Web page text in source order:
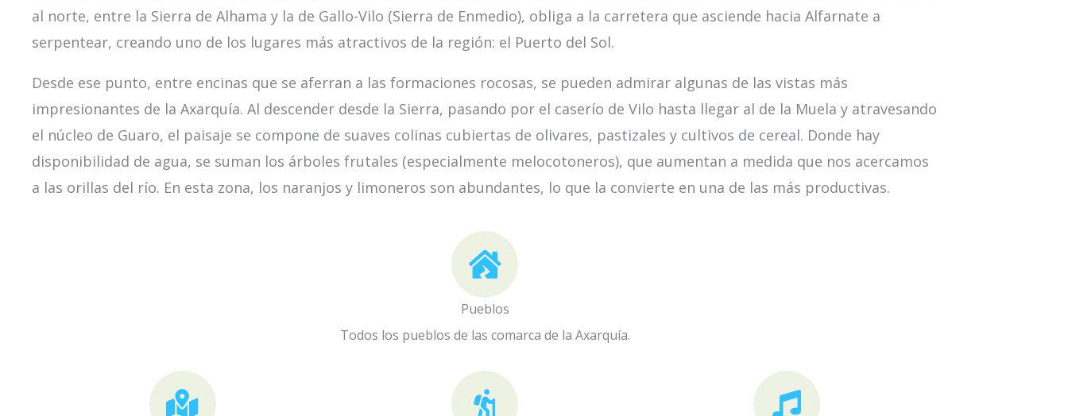
al norte, entre la Sierra de Alhama y la de Gallo-Vilo (Sierra de Enmedio), obliga a la carretera que asciende hacia Alfarnate a
serpentear, creando uno de los lugares más atractivos de la región: el Puerto del Sol.
Desde ese punto, entre encinas que se aferran a las formaciones rocosas, se pueden admirar algunas de las vistas más
impresionantes de la Axarquía. Al descender desde la Sierra, pasando por el caserío de Vilo hasta llegar al de la Muela y atravesando
el núcleo de Guaro, el paisaje se compone de suaves colinas cubiertas de olivares, pastizales y cultivos de cereal. Donde hay
disponibilidad de agua, se suman los árboles frutales (especialmente melocotoneros), que aumentan a medida que nos acercamos
a las orillas del río. En esta zona, los naranjos y limoneros son abundantes, lo que la convierte en una de las más productivas.
Pueblos
Todos los pueblos de las comarca de la Axarquía.